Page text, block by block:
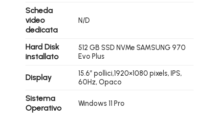
Scheda
video
dedicata
N/D
Hard Disk
installato
512 GB SSD NVMe SAMSUNG 970
Evo Plus
Display
15.6″ pollici,1920×1080 pixels, IPS,
60Hz, Opaco
Sistema
Operativo
Windows 11 Pro